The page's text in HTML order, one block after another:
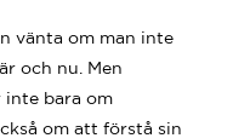
vänta om man inte
och nu. Men
inte bara om
om att förstå sin